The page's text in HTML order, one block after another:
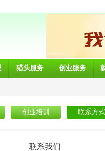
猎头服务 创业服务
创业培训 联系方式
联系我们